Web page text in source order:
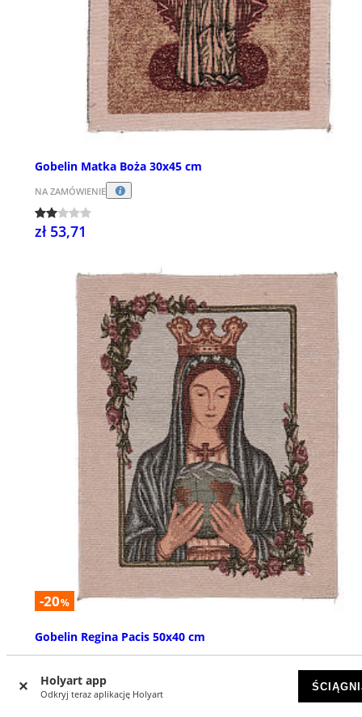
Holyart app
Odkryj teraz aplikację Holyart
Gobelin Matka Boża 30x45 cm
NA ZAMÓWIENIE
zł 53,71
-20%
Gobelin Regina Pacis 50x40 cm
zł 53,80 zł 67,25